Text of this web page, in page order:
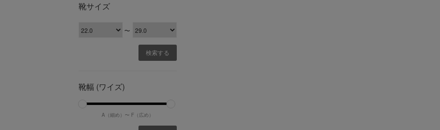
靴サイズ
〜
靴幅 (ワイズ)
A（細め）〜 F（広め）